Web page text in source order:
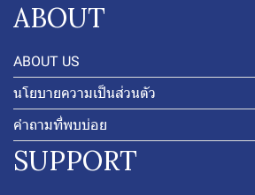
ABOUT
ABOUT US
นโยบายความเป็นส่วนตัว
คำถามที่พบบ่อย
SUPPORT